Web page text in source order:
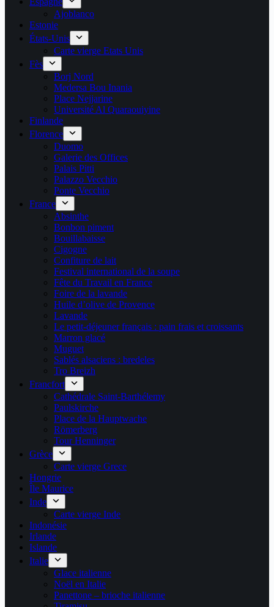
Ajoblanco
Estonie
États-Unis
Carte vierge Etats Unis
Fès
Borj Nord
Medersa Bou Inania
Place Nejjarine
Université Al Quaraouiyine
Finlande
Florence
Duomo
Galerie des Offices
Palais Pitti
Palazzo Vecchio
Ponte Vecchio
France
Absinthe
Bonbon piment
Bouillabaisse
Cigogne
Confiture de lait
Festival international de la soupe
Fête du Travail en France
Foire de la lavande
Huile d’olive de Provence
Lavande
Le petit-déjeuner français : pain frais et croissants
Marron glacé
Muguet
Sablés alsaciens : bredeles
Tro Breizh
Francfort
Cathédrale Saint-Barthélemy
Paulskirche
Place de la Hauptwache
Römerberg
Tour Henninger
Grèce
Carte vierge Grece
Hongrie
Île Maurice
Inde
Carte vierge Inde
Indonésie
Irlande
Islande
Italie
Glace italienne
Noël en Italie
Panettone – brioche italienne